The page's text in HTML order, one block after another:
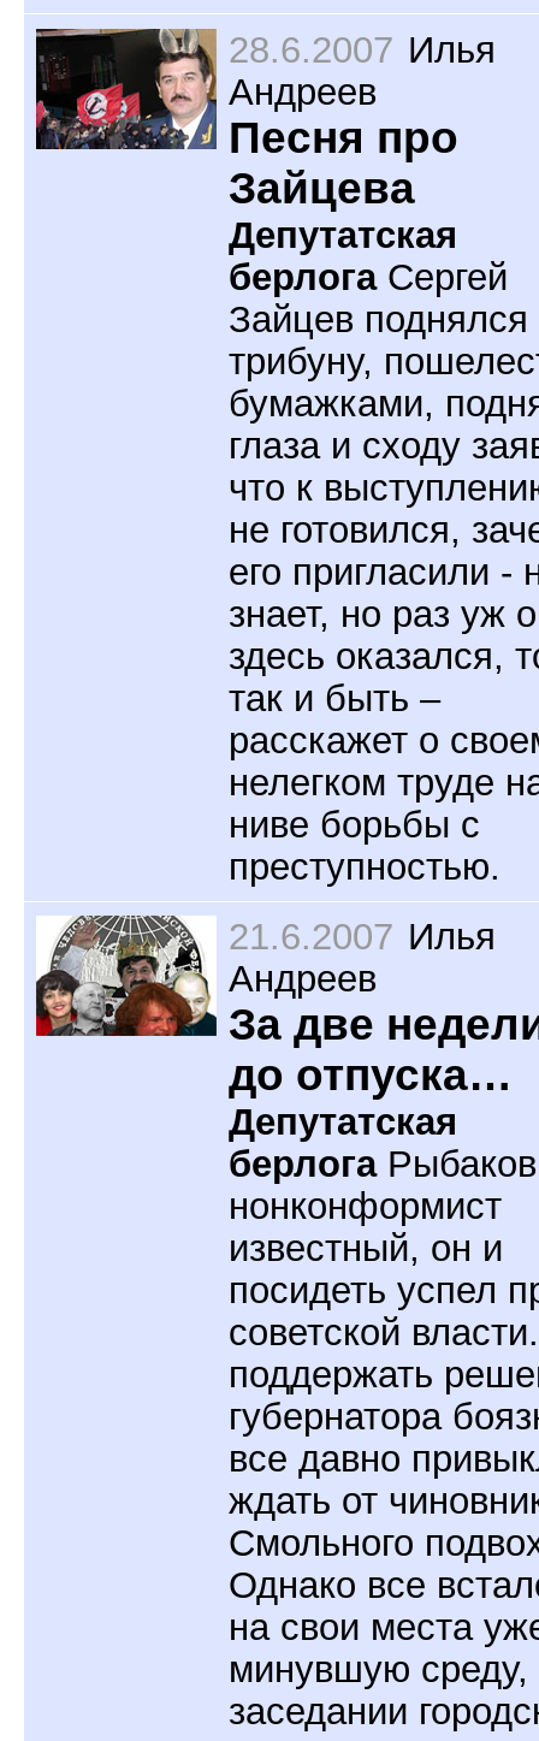
28.6.2007 Илья
Андреев
Песня про
Зайцева
Депутатская
берлогаСергей
Зайцев поднялся
трибуну,
бумажками,
глаза и сходу
что к
не готовился,
его пригласили -
знает, но раз уж
здесь оказался,
так и быть –
расскажет о
нелегком труде
ниве борьбы с
преступностью.
21.6.2007 Илья
Андреев
За две
до отпуска…
Депутатская
берлогаРыбаков
нонконформист
известный, он и
посидеть успел
советской
поддержать
губернатора
все давно
ждать от
Смольного
Однако все
на свои места
минувшую среду,
заседании